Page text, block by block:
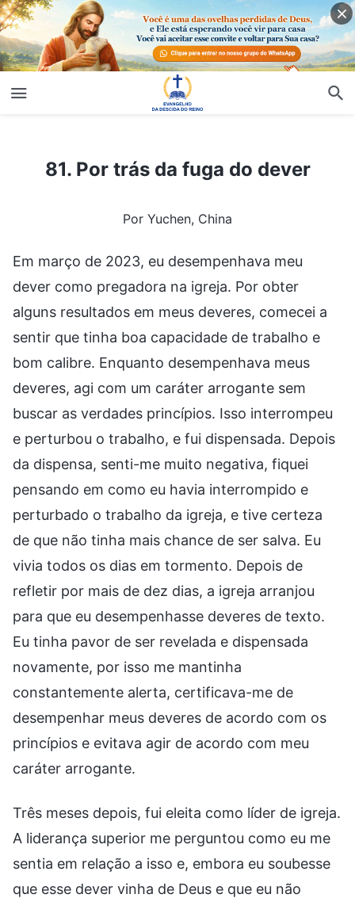
81. Por trás da fuga do dever
81. Por trás da fuga do dever
Por Yuchen, China
Em março de 2023, eu desempenhava meu
dever como pregadora na igreja. Por obter
alguns resultados em meus deveres, comecei a
sentir que tinha boa capacidade de trabalho e
bom calibre. Enquanto desempenhava meus
deveres, agi com um caráter arrogante sem
buscar as verdades princípios. Isso interrompeu
e perturbou o trabalho, e fui dispensada. Depois
da dispensa, senti-me muito negativa, fiquei
pensando em como eu havia interrompido e
perturbado o trabalho da igreja, e tive certeza
de que não tinha mais chance de ser salva. Eu
vivia todos os dias em tormento. Depois de
refletir por mais de dez dias, a igreja arranjou
para que eu desempenhasse deveres de texto.
Eu tinha pavor de ser revelada e dispensada
novamente, por isso me mantinha
constantemente alerta, certificava-me de
desempenhar meus deveres de acordo com os
princípios e evitava agir de acordo com meu
caráter arrogante.
Três meses depois, fui eleita como líder de igreja.
A liderança superior me perguntou como eu me
sentia em relação a isso e, embora eu soubesse
que esse dever vinha de Deus e que eu não